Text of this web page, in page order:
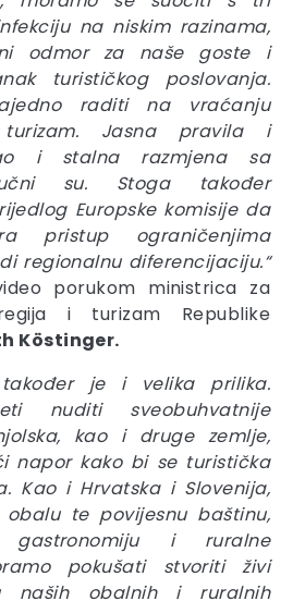
na niskim razinama,
odmor za naše goste i
turističkog poslovanja.
raditi na vraćanju
Jasna pravila i
i stalna razmjena sa
su. Stoga također
Europske komisije da
pristup ograničenjima
regionalnu diferencijaciju.“
porukom ministrica za
i turizam Republike
Köstinger.
također je i velika prilika.
nuditi sveobuhvatnije
kao i druge zemlje,
napor kako bi se turistička
Kao i Hrvatska i Slovenija,
te povijesnu baštinu,
i ruralne
pokušati stvoriti živi
naših obalnih i ruralnih